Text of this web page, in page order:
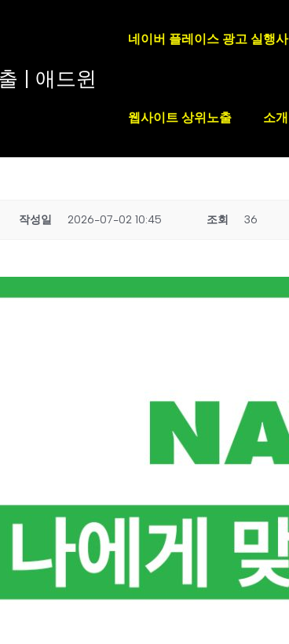
| 애드윈
네이버 플레이스 광고 실행사
웹사이트 상위노출 소개
작성일 2026-07-02 10:45 조회 36